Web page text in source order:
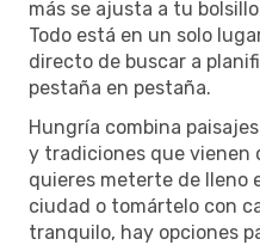
más se ajusta a tu
Todo está en un solo
directo de buscar a
pestaña en pestaña.
Hungría combina
y tradiciones que vienen
quieres meterte de lleno
ciudad o tomártelo con
tranquilo, hay opciones